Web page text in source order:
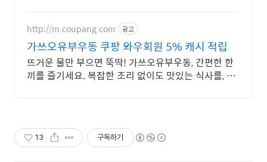
http://m.coupang.com 광고
가쓰오유부우동 쿠팡 와우회원 5% 캐시 적립
뜨거운 물만 부으면 뚝딱! 가쓰오유부우동, 간편한 한
끼를 즐기세요. 복잡한 조리 없이도 맛있는 식사를, 와
13 구독하기